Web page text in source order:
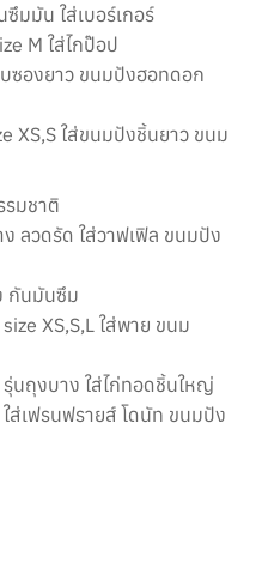
มมัน ใส่เบอร์เกอร์
M ใส่ไกป๊อป
ซองยาว ขนมปังฮอทดอก
XS,S ใส่ขนมปังชิ้นยาว ขนม
รมชาติ
ลวดรัด ใส่วาฟเฟิล ขนมปัง
กันมันซึม
XS,S,L ใส่พาย ขนม
นถุงบาง ใส่ไก่ทอดชิ้นใหญ่
ส่เฟรนฟรายส์ โดนัท ขนมปัง